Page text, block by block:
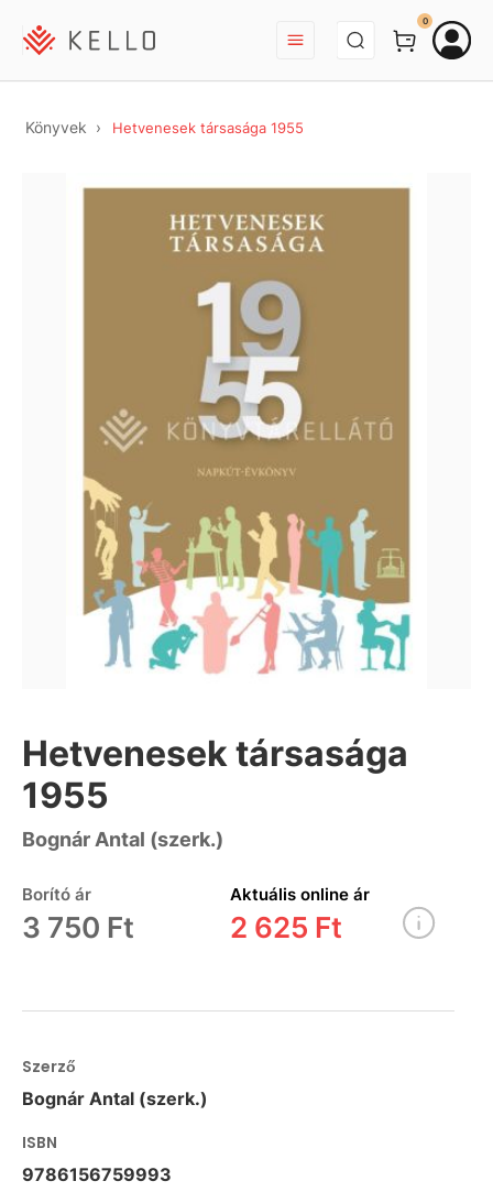
BEJELENTKEZÉS
0
Könyvek Hetvenesek társasága 1955
Hetvenesek társasága
1955
Bognár Antal (szerk.)
Borító ár
3 750 Ft
Aktuális online ár
2 625 Ft
Szerző
Bognár Antal (szerk.)
ISBN
9786156759993